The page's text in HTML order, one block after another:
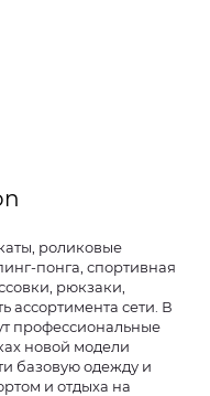
роликовые
понга, спортивная
рюкзаки,
сети. В
профессиональные
новой модели
базовую одежду и
и отдыха на